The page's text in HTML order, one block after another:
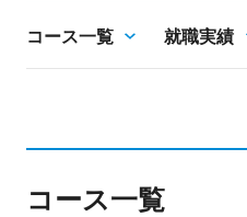
コース一覧 就職実績
コース一覧